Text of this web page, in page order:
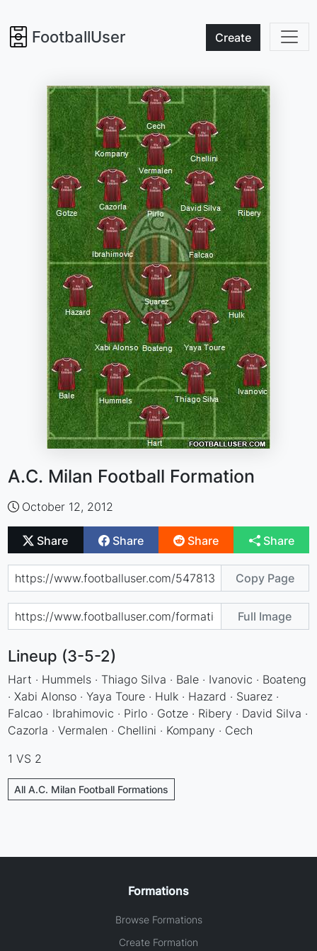
FootballUser Create
A.C. Milan Football Formation
October 12, 2012
Share Share Share Share
Copy Page
Full Image
Lineup (3-5-2)
Hart · Hummels · Thiago Silva · Bale · Ivanovic · Boateng
· Xabi Alonso · Yaya Toure · Hulk · Hazard · Suarez ·
Falcao · Ibrahimovic · Pirlo · Gotze · Ribery · David Silva ·
Cazorla · Vermalen · Chellini · Kompany · Cech
1 VS 2
All A.C. Milan Football Formations
Formations
Browse Formations
Create Formation